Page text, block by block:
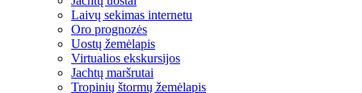
Laivų sekimas internetu
Oro prognozės
Uostų žemėlapis
Virtualios ekskursijos
Jachtų maršrutai
Tropinių štormų žemėlapis